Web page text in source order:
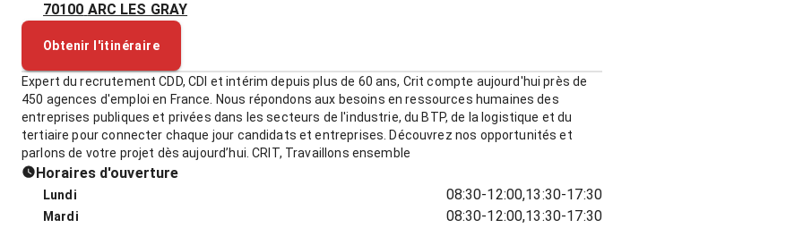
70100 ARC LES GRAY
Obtenir l'itinéraire
Expert du recrutement CDD, CDI et intérim depuis plus de 60 ans, Crit compte aujourd'hui près de
450 agences d'emploi en France. Nous répondons aux besoins en ressources humaines des
entreprises publiques et privées dans les secteurs de l'industrie, du BTP, de la logistique et du
tertiaire pour connecter chaque jour candidats et entreprises. Découvrez nos opportunités et
parlons de votre projet dès aujourd’hui. CRIT, Travaillons ensemble
Horaires d'ouverture
Lundi 08:30-12:00,13:30-17:30
Mardi 08:30-12:00,13:30-17:30